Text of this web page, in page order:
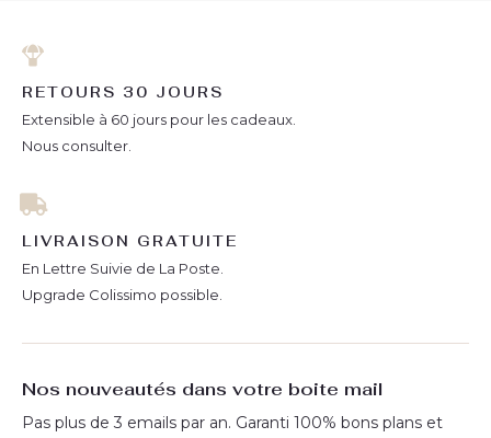
RETOURS 30 JOURS
Extensible à 60 jours pour les cadeaux.
Nous consulter.
LIVRAISON GRATUITE
En Lettre Suivie de La Poste.
Upgrade Colissimo possible.
Nos nouveautés dans votre boite mail
Pas plus de 3 emails par an. Garanti 100% bons plans et